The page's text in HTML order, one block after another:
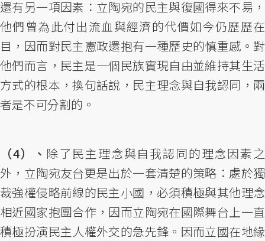
還有另一項因素：立陶宛的民主與復國得來不易，
他們曾為此付出流血與經濟的代價如今仍歷歷在
目，因而對民主憲政還抱有一種歷史的慎重感。對
他們而言，民主是一個民族實現自由並維持其生活
方式的根本，換句話說，民主理念與自我認同，兩
者是不可分割的。
（4）、 除了民主理念與自我認同的理念因素之
外，立陶宛友台更是出於一套清楚的策略：處於獨
裁強權侵略前線的民主小國，必須積極與其他理念
相近國家抱團合作，因而立陶宛在國際舞台上一直
積極扮演民主人權外交的急先鋒。因而立國在地緣